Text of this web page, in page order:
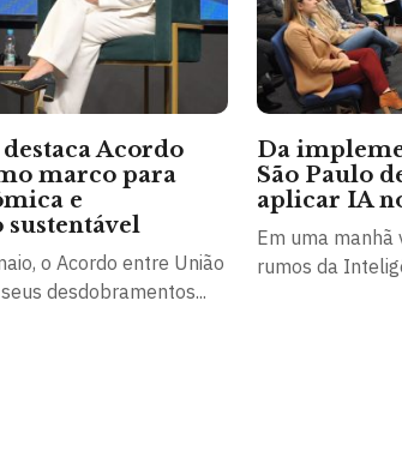
Acordo
marco para
e
o Acordo entre União
desdobramentos...
Da
São Paulo
aplicar IA
Em uma manhã
rumos da